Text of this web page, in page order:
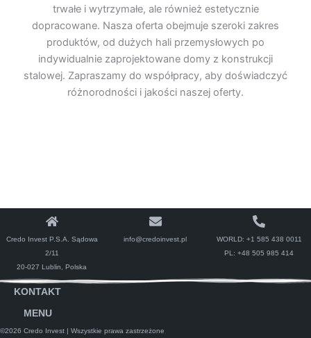
trwałe i wytrzymałe, ale również estetycznie
dopracowane. Nasza oferta obejmuje szeroki zakres
produktów, od dużych hali przemysłowych po
indywidualnie zaprojektowane domy z konstrukcji
stalowej. Zapraszamy do współpracy, aby doświadczyć
różnorodności i jakości naszej oferty.
Credo Invest P.S.A. Sądowa
2/11
20-027 Lublin, Polska
info@credoinvest.pl WORLD: +1 585 438 0011
PL:+48 505 985 414
KONTAKT
MENU
©2026 Credo Invest | Wszystkie prawa zastrzeżone